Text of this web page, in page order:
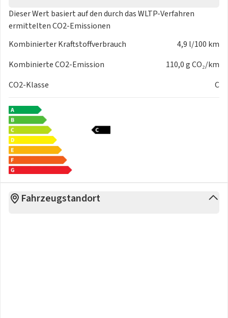
- Sonnenblenden mit Make-up-Spiegel
- Start/Stop-Anlage (ISG)
- Stossfänger Wagenfarbe
- USB-Anschluss + AUX-IN-Anschluss
- Wegfahrsperre
- Zentralverriegelung mit Fernbedienung
- Anzeigeinstrumente Supervision mit LCD Display 4.2 Zoll
- Bordcomputer
- Gegenlenkunterstützung (Vehicle Stability Management -
VSM)
- Kühlergrill - Rahmen Silber
Dieser Wert basiert auf den durch dasWLTP-Verfahren
ermittelten CO2-Emissionen
Kombinierter Kraftstoffverbrauch
4,9 l/100 km
Kombinierte CO2-Emission
110,0 g CO₂/km
CO2-Klasse
C
Fahrzeugstandort